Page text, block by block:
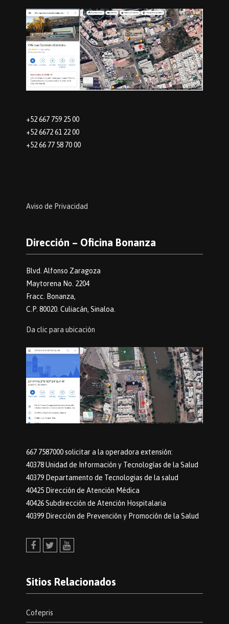
+52 667 759 25 00
+52 6672 61 22 00
+52 66 77 58 70 00
Aviso de Privacidad
Dirección – Oficina Bonanza
Blvd. Alfonso Zaragoza
Maytorena No. 2204
Fracc. Bonanza,
C.P. 80020. Culiacán, Sinaloa.
Da clic para ubicación
667 7587000 solicitar a la operadora extensión:
40378 Unidad de Información y Tecnologías de la Salud
40379 Departamento de Tecnologias de la salud
40425 Dirección de Atención Médica
40426 Subdirección de Atención Hospitalaria
40399 Dirección de Prevención y Promoción de la Salud
Sitios Relacionados
Cofepris